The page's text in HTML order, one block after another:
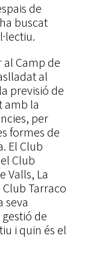
de
buscat
al Camp de
al
previsió de
amb la
per
formes de
El Club
Club
Valls, La
Tarraco
seva
de
i quin és el